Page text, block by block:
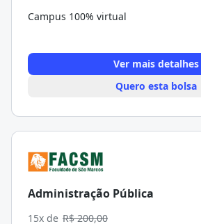
Campus 100% virtual
Ver mais detalhes
Quero esta bolsa
Administração Pública
15x de R$ 200,00